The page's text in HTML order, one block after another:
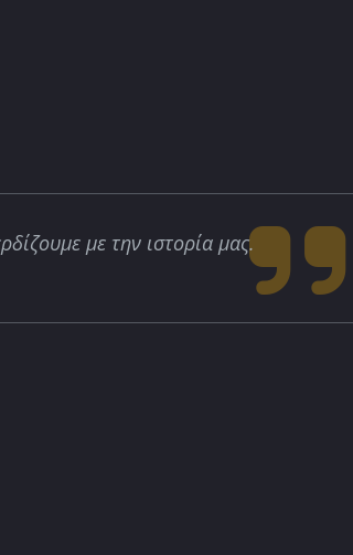
με την ιστορία μας.